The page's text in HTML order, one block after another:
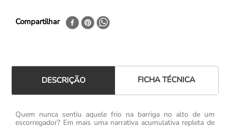
Compartilhar
DESCRIÇÃO FICHA TÉCNICA
Quem nunca sentiu aquele frio na barriga no alto de um
escorregador? Em mais uma narrativa acumulativa repleta de